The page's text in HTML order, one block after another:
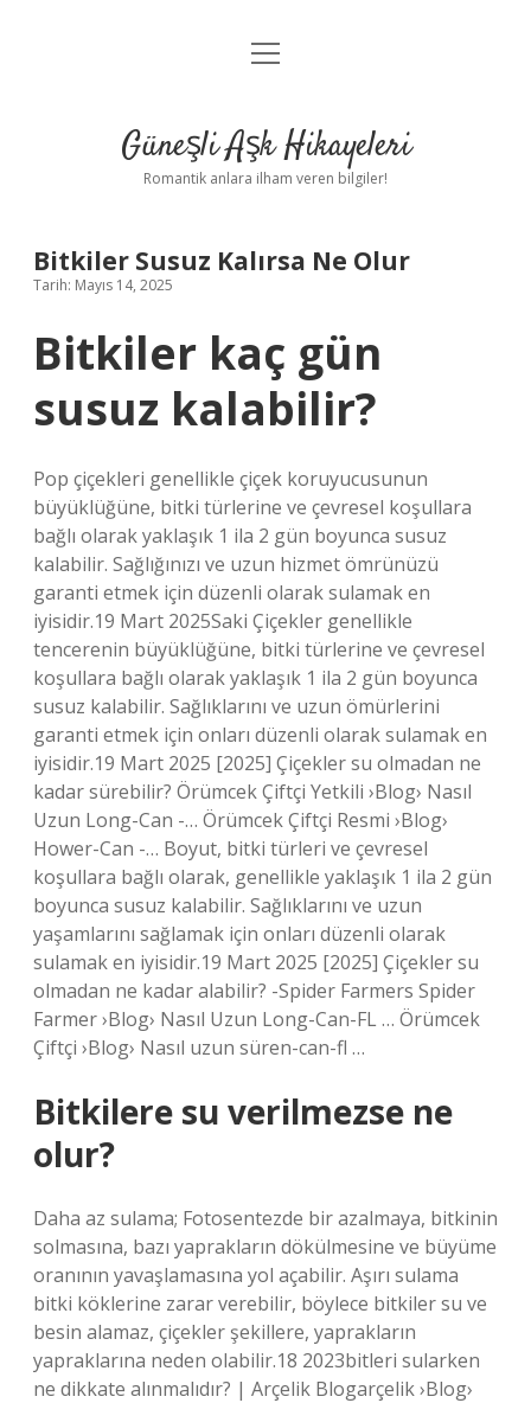
Anasayfa
Yasal Uyarı
menüyü
Güneşli Aşk Hikayeleri
Romantik anlara ilham veren bilgiler!
Bitkiler Susuz Kalırsa Ne Olur
Tarih: Mayıs 14, 2025
Bitkiler kaç gün
susuz kalabilir?
Pop çiçekleri genellikle çiçek koruyucusunun
büyüklüğüne, bitki türlerine ve çevresel koşullara
bağlı olarak yaklaşık 1 ila 2 gün boyunca susuz
kalabilir. Sağlığınızı ve uzun hizmet ömrünüzü
garanti etmek için düzenli olarak sulamak en
iyisidir.19 Mart 2025Saki Çiçekler genellikle
tencerenin büyüklüğüne, bitki türlerine ve çevresel
koşullara bağlı olarak yaklaşık 1 ila 2 gün boyunca
susuz kalabilir. Sağlıklarını ve uzun ömürlerini
garanti etmek için onları düzenli olarak sulamak en
iyisidir.19 Mart 2025 [2025] Çiçekler su olmadan ne
kadar sürebilir? Örümcek Çiftçi Yetkili ›Blog› Nasıl
Uzun Long-Can -… Örümcek Çiftçi Resmi ›Blog›
Hower-Can -… Boyut, bitki türleri ve çevresel
koşullara bağlı olarak, genellikle yaklaşık 1 ila 2 gün
boyunca susuz kalabilir. Sağlıklarını ve uzun
yaşamlarını sağlamak için onları düzenli olarak
sulamak en iyisidir.19 Mart 2025 [2025] Çiçekler su
olmadan ne kadar alabilir? -Spider Farmers Spider
Farmer ›Blog› Nasıl Uzun Long-Can-FL … Örümcek
Çiftçi ›Blog› Nasıl uzun süren-can-fl …
Bitkilere su verilmezse ne
olur?
Daha az sulama; Fotosentezde bir azalmaya, bitkinin
solmasına, bazı yaprakların dökülmesine ve büyüme
oranının yavaşlamasına yol açabilir. Aşırı sulama
bitki köklerine zarar verebilir, böylece bitkiler su ve
besin alamaz, çiçekler şekillere, yaprakların
yapraklarına neden olabilir.18 2023bitleri sularken
ne dikkate alınmalıdır? | Arçelik Blogarçelik ›Blog›